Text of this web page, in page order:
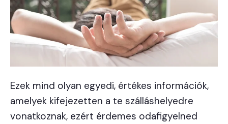
Ezek mind olyan egyedi, értékes információk,
amelyek kifejezetten a te szálláshelyedre
vonatkoznak, ezért érdemes odafigyelned